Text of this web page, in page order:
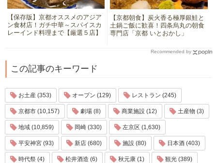
【保存版】京都オススメのアジア
ン食材店！ガチ中華～スパイスカ
レーインド料理まで【厳選５店】
【京都朝食】炭火香る極厚銀鮭と
土鍋ご飯に歓喜！四条烏丸の朝食
専門店「京都 いとおかし」
Recommended by
この記事のキーワード
お土産 (353) オープン (129) レストラン (245)
京都市 (10,157) 劇場 (8) 商業施設 (12) 土産物 (3)
地域 (10,859) 岡崎 (330) 左京区 (1,630)
平安神宮 (93) 新店 (680) 施設 (80) 日本酒 (403)
時代祭 (4) 松井酒造 (6) 秋元康 (1) 観光 (389)